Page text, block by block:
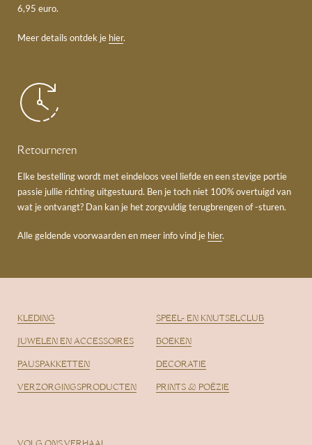
6,95 euro.
Meer details ontdek je hier.
Retourneren
Elke bestelling wordt met eindeloos veel liefde en een stevige portie
passie jullie richting uitgestuurd. Ben je toch niet 100% overtuigd van
wat je ontvangt? Dan kan je het zorgvuldig terugbrengen of -sturen.
Alle geldende voorwaarden en meer info vind je hier.
KLEDING
JUWELEN EN ACCESSOIRES
PAUSPAKKETTEN
VERZORGINGSPRODUCTEN
SPEEL- EN KNUTSELCLUB
BOEKEN
DECORATIE
PRINTS & POËZIE